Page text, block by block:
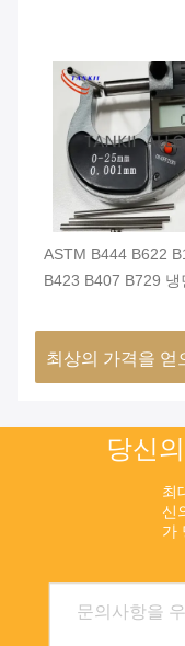
ASTM B444 B622
B423 B407 B729 냉
코로이 800 825 인
625 718 X750 모넬
K500 톱니 없는 니
최상의 가격을 얻
당신
최
신
가